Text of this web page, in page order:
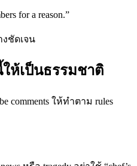
for a reason.”
งชัดเจน
ให้เป็นธรรมชาติ
comments ให้ทำตาม rules